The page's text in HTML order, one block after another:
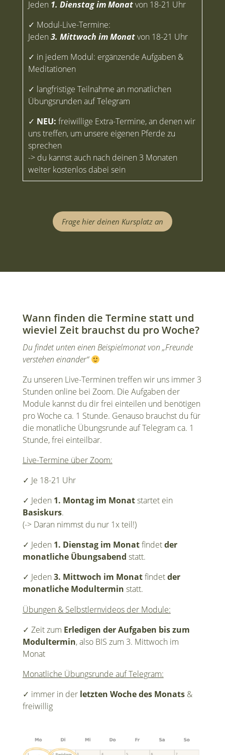
Jeden 1. Dienstag im Monatvon 18-21 Uhr
✓ Modul-Live-Termine:
Jeden 3. Mittwoch im Monatvon 18-21 Uhr
✓ in jedem Modul: ergänzende Aufgaben &
Meditationen
✓ langfristige Teilnahme an monatlichen
Übungsrunden auf Telegram
✓ NEU: freiwillige Extra-Termine, an denen wir
uns treffen, um unsere eigenen Pferde zu
sprechen
-> du kannst auch nach deinen 3 Monaten
weiter kostenlos dabei sein
Frage hier deinen Kursplatz an
Wann finden die Termine statt und
wieviel Zeit brauchst du pro Woche?
Du findet unten einen Beispielmonat von „Freunde
verstehen einander“
Zu unseren Live-Terminen treffen wir uns immer 3
Stunden online bei Zoom. Die Aufgaben der
Module kannst du dir frei einteilen und benötigen
pro Woche ca. 1 Stunde. Genauso brauchst du für
die monatliche Übungsrunde auf Telegram ca. 1
Stunde, frei einteilbar.
Live-Termine über Zoom:
✓ Je 18-21 Uhr
✓ Jeden 1. Montag im Monatstartet ein
Basiskurs.
(-> Daran nimmst du nur 1x teil!)
✓ Jeden 1. Dienstag im Monatfindetder
monatliche Übungsabend statt.
✓ Jeden3. Mittwoch im Monatfindetder
monatliche Modultermin statt.
Übungen & Selbstlernvideos der Module:
✓ Zeit zum Erledigen der Aufgaben bis zum
Modultermin, also BIS zum 3. Mittwoch im
Monat
Monatliche Übungsrunde auf Telegram:
✓ immer in der letzten Woche des Monats&
freiwillig